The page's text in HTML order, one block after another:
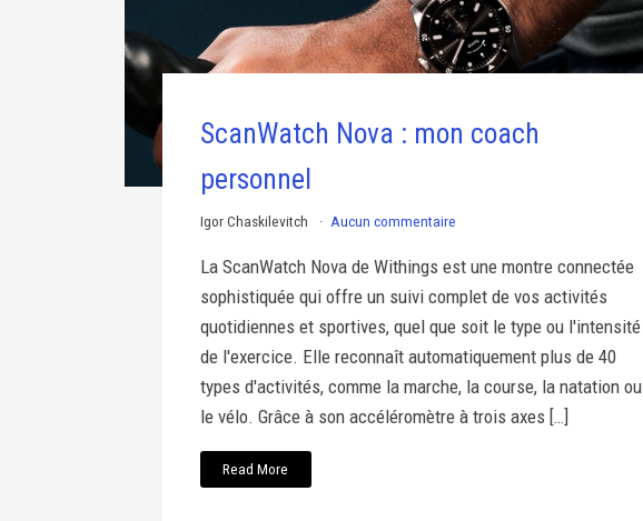
ScanWatch Nova : mon coach
personnel
Igor Chaskilevitch Aucun commentaire
La ScanWatch Nova de Withings est une montre connectée
sophistiquée qui offre un suivi complet de vos activités
quotidiennes et sportives, quel que soit le type ou l'intensité
de l'exercice. Elle reconnaît automatiquement plus de 40
types d'activités, comme la marche, la course, la natation ou
le vélo. Grâce à son accéléromètre à trois axes […]
Read More